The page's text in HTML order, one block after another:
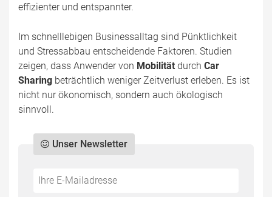
effizienter und entspannter.
Im schnelllebigen Businessalltag sind Pünktlichkeit
und Stressabbau entscheidende Faktoren. Studien
zeigen, dass Anwender von Mobilität durch Car
Sharing beträchtlich weniger Zeitverlust erleben. Es ist
nicht nur ökonomisch, sondern auch ökologisch
sinnvoll.
Do
Unser Newsletter
*Ihre